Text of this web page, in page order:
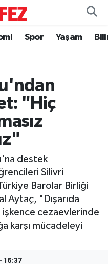
Spor Yaşam
"Hiç
destek
Silivri
Barolar Birliği
Aytaç, "Dışarıda
işkence cezaevlerinde
karşı mücadeleyi
16:37
ve Fikstür